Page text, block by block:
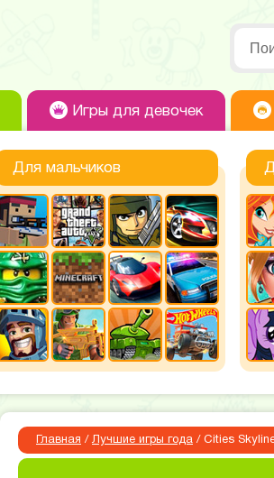
Игры для девочек
Для мальчиков
Главная / Лучшие игры года / Cities